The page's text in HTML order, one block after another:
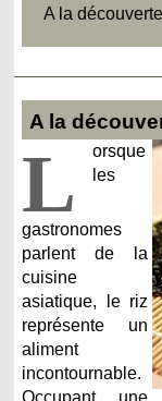
A la
A la
L
orsque
les
gastronomes
parlent de la
cuisine
asiatique, le riz
représente un
aliment
incontournable.
Occupant une